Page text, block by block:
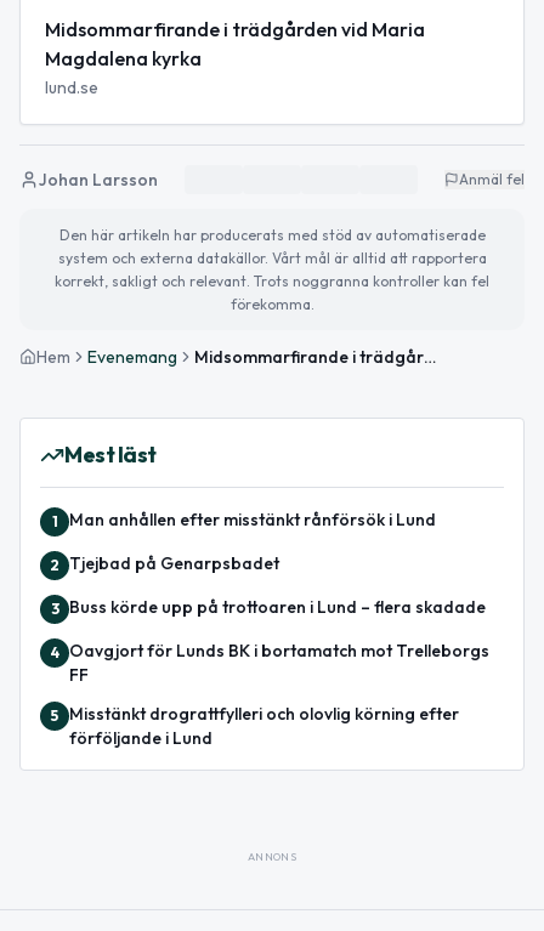
Midsommarfirande i trädgården vid Maria
Magdalena kyrka
lund.se
Johan Larsson Anmäl fel
Den här artikeln har producerats med stöd av automatiserade
system och externa datakällor. Vårt mål är alltid att rapportera
korrekt, sakligt och relevant. Trots noggranna kontroller kan fel
förekomma.
Hem Evenemang Midsommarfirande i trädgården vid Maria Magdalena kyrka
Mest läst
1 Man anhållen efter misstänkt rånförsök i Lund
2 Tjejbad på Genarpsbadet
3 Buss körde upp på trottoaren i Lund – flera skadade
4
Oavgjort för Lunds BK i bortamatch mot Trelleborgs
FF
5
Misstänkt drograttfylleri och olovlig körning efter
förföljande i Lund
ANNONS